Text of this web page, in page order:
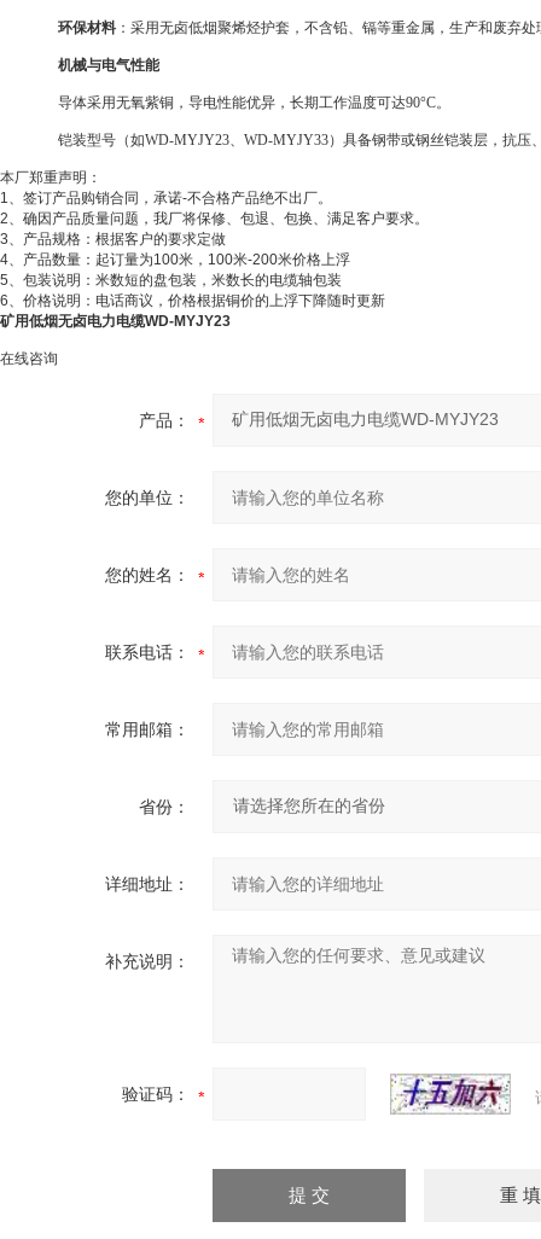
环保材料 ：采用无卤低烟聚烯烃护套，不含铅、镉等重金属，生产和废弃
机械与电气性能
导体采用无氧紫铜，导电性能优异，长期工作温度可达90°C。
铠装型号（如WD-MYJY23、 WD-MYJY33）具备钢带或钢丝铠装层，抗压
本厂郑重声明：
1、签订产品购销合同，承诺-不合格产品绝不出厂。
2、确因产品质量问题，我厂将保修、包退、包换、满足客户要求。
3、产品规格：根据客户的要求定做
4、产品数量：起订量为100米，100米-200米价格上浮
5、包装说明：米数短的盘包装，米数长的电缆轴包装
6、价格说明：电话商议，价格根据铜价的上浮下降随时更新
矿用低烟无卤电力电缆WD-MYJY23
在线咨询
产品：
您的单位：
您的姓名：
联系电话：
常用邮箱：
省份：
详细地址：
补充说明：
验证码：